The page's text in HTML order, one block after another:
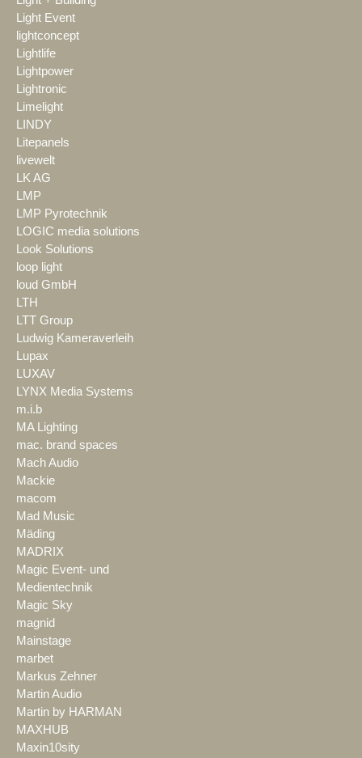
Light Event
lightconcept
Lightlife
Lightpower
Lightronic
Limelight
LINDY
Litepanels
livewelt
LK AG
LMP
LMP Pyrotechnik
LOGIC media solutions
Look Solutions
loop light
loud GmbH
LTH
LTT Group
Ludwig Kameraverleih
Lupax
LUXAV
LYNX Media Systems
m.i.b
MA Lighting
mac. brand spaces
Mach Audio
Mackie
macom
Mad Music
Mäding
MADRIX
Magic Event- und
Medientechnik
Magic Sky
magnid
Mainstage
marbet
Markus Zehner
Martin Audio
Martin by HARMAN
MAXHUB
Maxin10sity